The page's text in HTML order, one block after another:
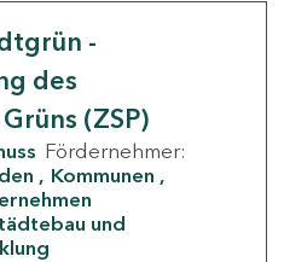
-
des
(ZSP)
Fördernehmer:
Kommunen
und